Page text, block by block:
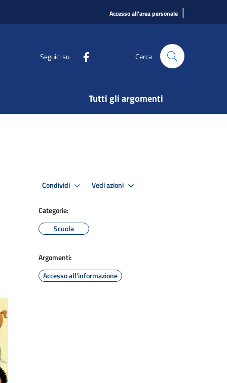
Accesso all'area personale |
Seguici su Cerca
Tutti gli argomenti
Condividi Vedi azioni
Categorie:
Scuola
Argomenti:
Accesso all'informazione